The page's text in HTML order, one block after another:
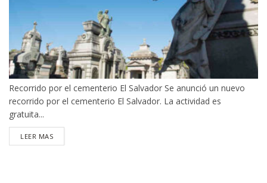
Recorrido por el cementerio El Salvador Se anunció un nuevo
recorrido por el cementerio El Salvador. La actividad es
gratuita...
LEER MASDETAILS